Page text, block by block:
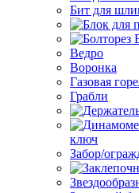
Бит для
Ведро
Воронка
Газовая
Грабли
ключ
Забор/